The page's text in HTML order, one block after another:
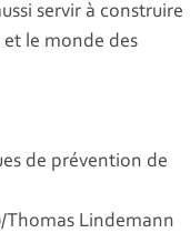
servir à construire
le monde des
de prévention de
Thomas Lindemann